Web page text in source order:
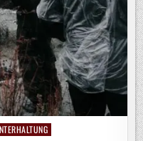
AM
17.
SEPTEMBER
IHRE
GROSSE P
REMIERE B
EI R
TL U
ND A
UF R
TL+